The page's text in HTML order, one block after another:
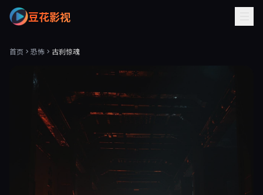
豆花影视
首页 恐怖 古刹惊魂